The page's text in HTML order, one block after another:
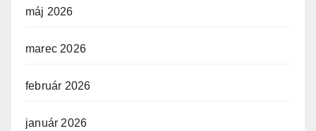
máj 2026
marec 2026
február 2026
január 2026